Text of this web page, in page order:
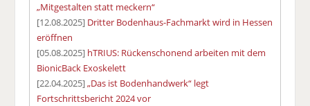
„Mitgestalten statt meckern“
[12.08.2025] Dritter Bodenhaus-Fachmarkt wird in Hessen
eröffnen
[05.08.2025] hTRIUS: Rückenschonend arbeiten mit dem
BionicBack Exoskelett
[22.04.2025]„Das ist Bodenhandwerk“ legt
Fortschrittsbericht 2024 vor